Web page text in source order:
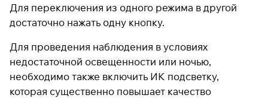
Для переключения из одного режима в другой
достаточно нажать одну кнопку.
Для проведения наблюдения в условиях
недостаточной освещенности или ночью,
необходимо также включить ИК подсветку,
которая существенно повышает качество